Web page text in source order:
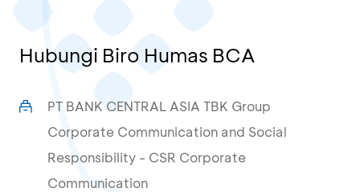
Hubungi Biro Humas BCA
PT BANK CENTRAL ASIA TBK Group
Corporate Communication and Social
Responsibility - CSR Corporate
Communication